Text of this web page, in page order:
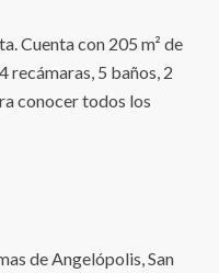
Cuenta con 205 m² de
recámaras, 5 baños, 2
conocer todos los
de Angelópolis, San